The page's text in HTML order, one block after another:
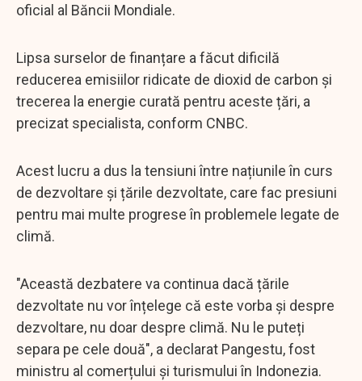
oficial al Băncii Mondiale.
Lipsa surselor de finanțare a făcut dificilă
reducerea emisiilor ridicate de dioxid de carbon și
trecerea la energie curată pentru aceste țări, a
precizat specialista, conform CNBC.
Acest lucru a dus la tensiuni între națiunile în curs
de dezvoltare și țările dezvoltate, care fac presiuni
pentru mai multe progrese în problemele legate de
climă.
"Această dezbatere va continua dacă țările
dezvoltate nu vor înțelege că este vorba și despre
dezvoltare, nu doar despre climă. Nu le puteți
separa pe cele două", a declarat Pangestu, fost
ministru al comerțului și turismului în Indonezia.